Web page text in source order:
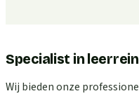
Specialist in
Wij bieden onze